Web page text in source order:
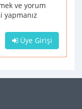
ve yorum
Üye Girişi